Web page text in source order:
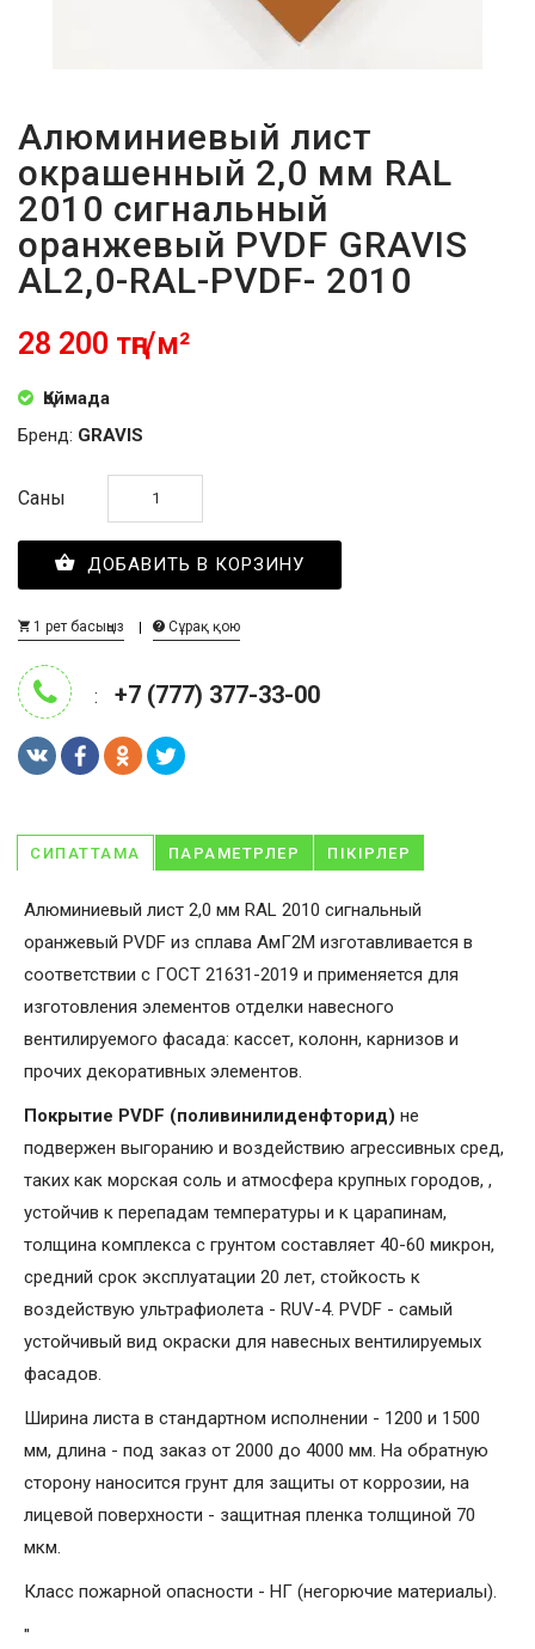
Алюминиевый лист
окрашенный 2,0 мм RAL
2010 сигнальный
оранжевый PVDF GRAVIS
AL2,0-RAL-PVDF- 2010
28 200 тңг/м²
Қоймада
Бренд: GRAVIS
Саны
ДОБАВИТЬ В КОРЗИНУ
1 рет басыңыз Сұрақ қою
: +7 (777) 377-33-00
СИПАТТАМА ПАРАМЕТРЛЕР ПІКІРЛЕР
Алюминиевый лист 2,0 мм RAL 2010 сигнальный
оранжевый PVDF из сплава АмГ2М изготавливается в
соответствии с ГОСТ 21631-2019 и применяется для
изготовления элементов отделки навесного
вентилируемого фасада: кассет, колонн, карнизов и
прочих декоративных элементов.
Покрытие PVDF (поливинилиденфторид) не
подвержен выгоранию и воздействию агрессивных сред,
таких как морская соль и атмосфера крупных городов, ,
устойчив к перепадам температуры и к царапинам,
толщина комплекса с грунтом составляет 40-60 микрон,
средний срок эксплуатации 20 лет, стойкость к
воздействую ультрафиолета - RUV-4. PVDF - самый
устойчивый вид окраски для навесных вентилируемых
фасадов.
Ширина листа в стандартном исполнении - 1200 и 1500
мм, длина - под заказ от 2000 до 4000 мм. На обратную
сторону наносится грунт для защиты от коррозии, на
лицевой поверхности - защитная пленка толщиной 70
мкм.
Класс пожарной опасности - НГ (негорючие материалы).
"